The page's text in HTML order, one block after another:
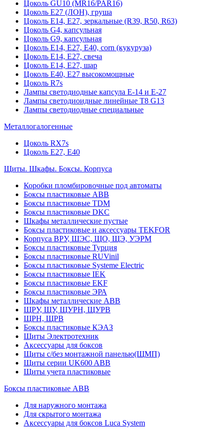
Цоколь GU10 (MR16/PAR16)
Цоколь Е27 (ЛОН), груша
Цоколь Е14, Е27, зеркальные (R39, R50, R63)
Цоколь G4, капсульная
Цоколь G9, капсульная
Цоколь Е14, Е27, Е40, corn (кукуруза)
Цоколь Е14, Е27, свеча
Цоколь Е14, Е27, шар
Цоколь Е40, Е27 высокомощные
Цоколь R7s
Лампы светодиодные капсула Е-14 и Е-27
Лампы светодиоидные линейные T8 G13
Лампы светодиодные специальные
Металлогалогенные
Цоколь RX7s
Цоколь Е27, E40
Щиты. Шкафы. Боксы. Корпуса
Коробки пломбировочные под автоматы
Боксы пластиковые ABB
Боксы пластиковые TDM
Боксы пластиковые DKC
Шкафы металлические пустые
Боксы пластиковые и аксессуары TEKFOR
Корпуса ВРУ, ШЭС, ЩО, ЩЭ, УЭРМ
Боксы пластиковые Турция
Боксы пластиковые RUVinil
Боксы пластиковые Systeme Electric
Боксы пластиковые IEK
Боксы пластиковые EKF
Боксы пластиковые ЭРА
Шкафы металлические ABB
ЩРУ, ЩУ, ЩУРН, ЩУРВ
ЩРН, ЩРВ
Боксы пластиковые КЭАЗ
Щиты Электротехник
Аксессуары для боксов
Щиты с/без монтажной панелью(ЩМП)
Щиты серии UK600 ABB
Щиты учета пластиковые
Боксы пластиковые ABB
Для наружного монтажа
Для скрытого монтажа
Аксессуары для боксов Luca System